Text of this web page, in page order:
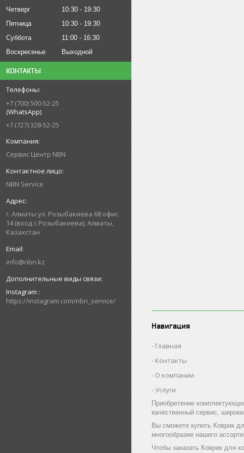
Четверг
10:30
19:30
Пятница
10:30
19:30
Суббота
11:00
16:30
Воскресенье
Выходной
КОНТАКТЫ
+7 (700) 500-52-25
(WhatsApp)
+7 (727) 328-52-25
Сервис Центр NBN
NBN Service
г. Алматы ул. Розыбакиева 68 офис
14 (вход с Розыбакиева), Алматы,
Казахстан
info@nbn.kz
Instagram
https://instagram.com/nbn_service/
Навигация
Главная
Контакты
О компании
Услуги
Приобретение
качественный сервис,
Вы сможете купить Коврик
многообразие нашего
Чтобы заказать Коврик для